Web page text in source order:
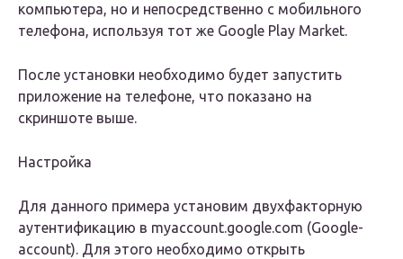
компьютера, но и непосредственно с мобильного
телефона, используя тот же Google Play Market.
После установки необходимо будет запустить
приложение на телефоне, что показано на
скриншоте выше.
Настройка
Для данного примера установим двухфакторную
аутентификацию в myaccount.google.com (Google-
account). Для этого необходимо открыть